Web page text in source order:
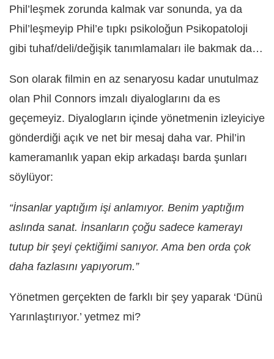
Phil’leşmek zorunda kalmak var sonunda, ya da
Phil’leşmeyip Phil’e tıpkı psikoloğun Psikopatoloji
gibi tuhaf/deli/değişik tanımlamaları ile bakmak da…
Son olarak filmin en az senaryosu kadar unutulmaz
olan Phil Connors imzalı diyaloglarını da es
geçemeyiz. Diyalogların içinde yönetmenin izleyiciye
gönderdiği açık ve net bir mesaj daha var. Phil’in
kameramanlık yapan ekip arkadaşı barda şunları
söylüyor:
“İnsanlar yaptığım işi anlamıyor. Benim yaptığım
aslında sanat. İnsanların çoğu sadece kamerayı
tutup bir şeyi çektiğimi sanıyor. Ama ben orda çok
daha fazlasını yapıyorum.”
Yönetmen gerçekten de farklı bir şey yaparak ‘Dünü
Yarınlaştırıyor.’ yetmez mi?